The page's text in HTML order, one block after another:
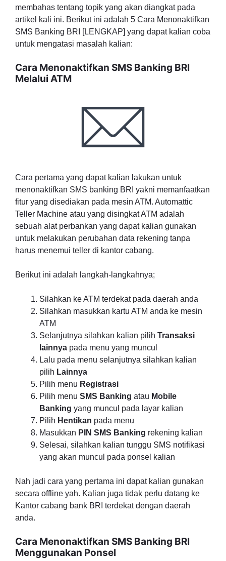
membahas tentang topik yang akan diangkat pada
artikel kali ini. Berikut ini adalah 5 Cara Menonaktifkan
SMS Banking BRI [LENGKAP] yang dapat kalian coba
untuk mengatasi masalah kalian:
Cara Menonaktifkan SMS Banking BRI
Melalui ATM
Cara pertama yang dapat kalian lakukan untuk
menonaktifkan SMS banking BRI yakni memanfaatkan
fitur yang disediakan pada mesin ATM. Automattic
Teller Machine atau yang disingkat ATM adalah
sebuah alat perbankan yang dapat kalian gunakan
untuk melakukan perubahan data rekening tanpa
harus menemui teller di kantor cabang.
Berikut ini adalah langkah-langkahnya;
Silahkan ke ATM terdekat pada daerah anda
Silahkan masukkan kartu ATM anda ke mesin
ATM
Selanjutnya silahkan kalian pilih Transaksi
lainnya pada menu yang muncul
Lalu pada menu selanjutnya silahkan kalian
pilih Lainnya
Pilih menu Registrasi
Pilih menu SMS Banking atau Mobile
Banking yang muncul pada layar kalian
Pilih Hentikan pada menu
Masukkan PIN SMS Banking rekening kalian
Selesai, silahkan kalian tunggu SMS notifikasi
yang akan muncul pada ponsel kalian
Nah jadi cara yang pertama ini dapat kalian gunakan
secara offline yah. Kalian juga tidak perlu datang ke
Kantor cabang bank BRI terdekat dengan daerah
anda.
Cara Menonaktifkan SMS Banking BRI
Menggunakan Ponsel